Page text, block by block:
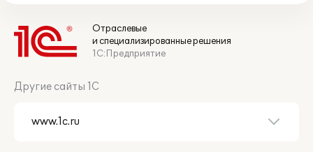
Отраслевые
и специализированные решения
1С:Предприятие
Другие сайты 1С